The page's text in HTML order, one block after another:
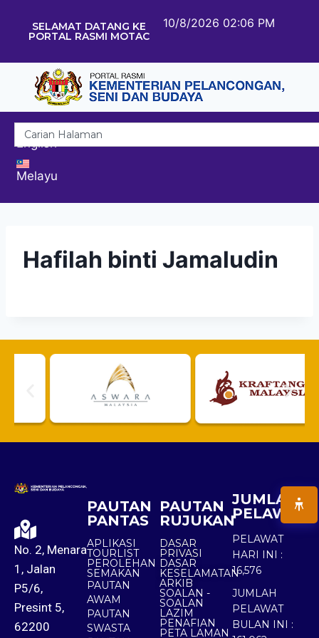
SELAMAT DATANG KE
PORTAL RASMI MOTAC
10/8/2026 02:06 PM
English
Melayu
Hafilah binti Jamaludin
No. 2, Menara
1, Jalan
P5/6,
Presint 5,
62200
PAUTAN
PANTAS
APLIKASI
TOURLIST
PEROLEHAN
SEMAKAN
PAUTAN
AWAM
PAUTAN
SWASTA
PAUTAN
RUJUKAN
DASAR
PRIVASI
DASAR
KESELAMATAN
ARKIB
SOALAN -
SOALAN
LAZIM
PENAFIAN
PETA LAMAN
JUMLAH
PELAWAT
PELAWAT
HARI INI :
16,576
JUMLAH
PELAWAT
BULAN INI :